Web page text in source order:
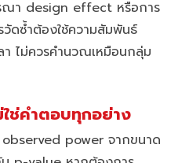
ณา design effect หรือการ
วัดซ้ำต้องใช้ความสัมพันธ์
า ไม่ควรคำนวณเหมือนกลุ่ม
ช่คำตอบทุกอย่าง
power จากขนาด